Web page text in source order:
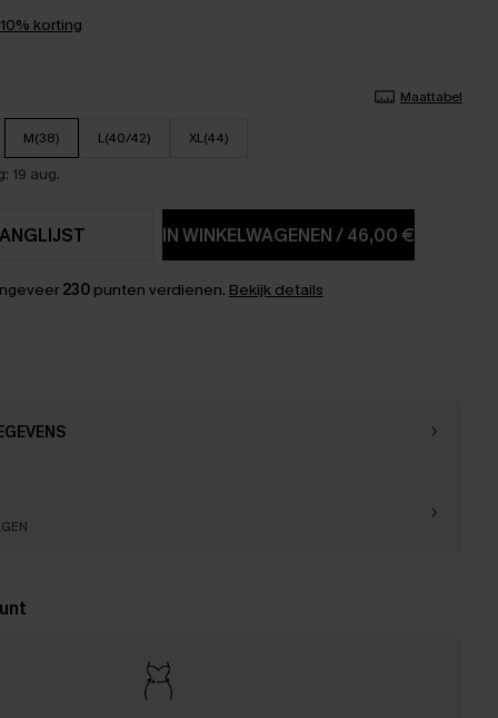
korting
Maattabel
M(38) L(40/42) XL(44)
19 aug.
IN WINKELWAGENEN/46,00 €
230punten verdienen. Bekijk details